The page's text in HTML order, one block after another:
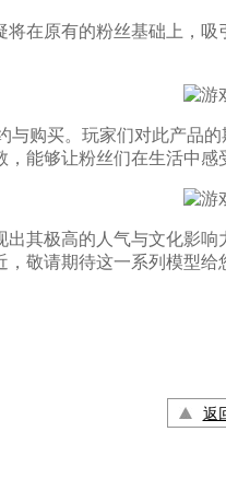
原有的粉丝基础上，吸
买。玩家们对此产品的
能够让粉丝们在生活中感
极高的人气与文化影响
敬请期待这一系列模型给
返